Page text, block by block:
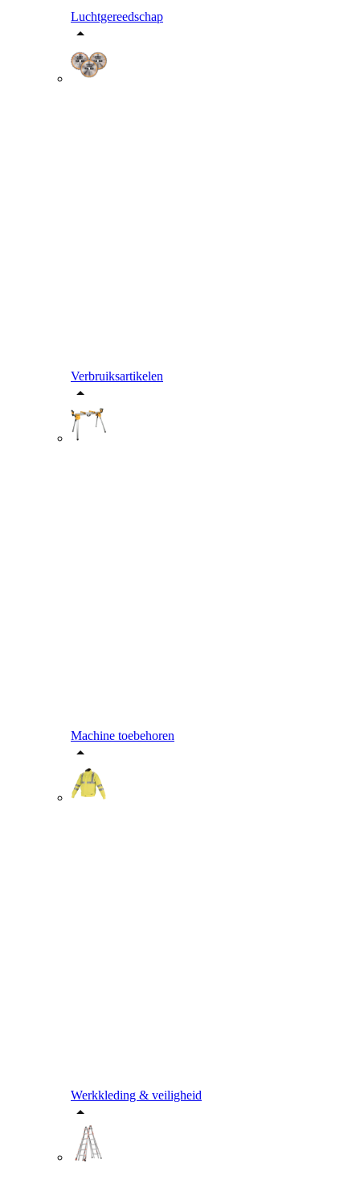
Luchtgereedschap
Verbruiksartikelen
Machine toebehoren
Werkkleding & veiligheid